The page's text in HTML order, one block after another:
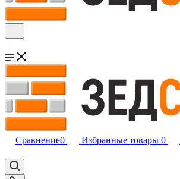
Сравнение0 Избранные товары 0